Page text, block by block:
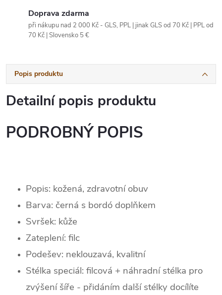
Doprava zdarma
při nákupu nad 2 000 Kč - GLS, PPL | jinak GLS od 70 Kč | PPL od
70 Kč | Slovensko 5 €
Popis produktu
Detailní popis produktu
PODROBNÝ POPIS
Popis: kožená, zdravotní obuv
Barva: černá s bordó doplňkem
Svršek: kůže
Zateplení: filc
Podešev: neklouzavá, kvalitní
Stélka speciál: filcová + náhradní stélka pro
zvýšení šíře - přidáním další stélky docílíte